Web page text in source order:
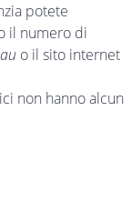
potete
il numero di
o il sito internet
non hanno alcun